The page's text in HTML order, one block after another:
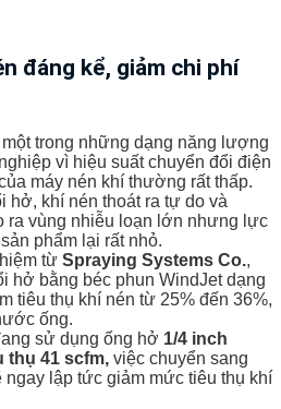
đáng kể, giảm chi phí
trong những dạng năng lượng
vì hiệu suất chuyển đổi điện
máy nén khí thường rất thấp.
hở, khí nén thoát ra tự do và
ra vùng nhiễu loạn lớn nhưng lực
phẩm lại rất nhỏ.
từ Spraying Systems Co.,
hở bằng béc phun WindJet dạng
tiêu thụ khí nén từ 25% đến 36%,
ống.
sử dụng ống hở 1/4 inch
thụ 41 scfm, việc chuyển sang
ngay lập tức giảm mức tiêu thụ khí